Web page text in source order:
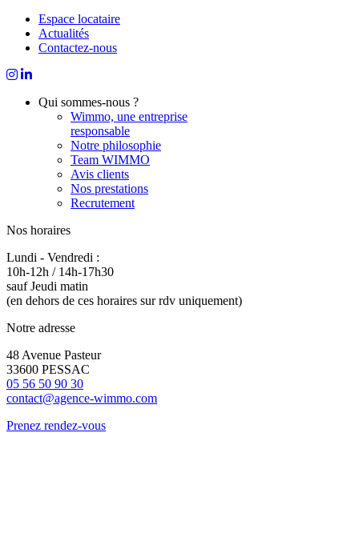
Espace locataire
Actualités
Contactez-nous
Qui sommes-nous ?
Wimmo, une entreprise
responsable
Notre philosophie
Team WIMMO
Avis clients
Nos prestations
Recrutement
Nos horaires
Lundi - Vendredi :
10h-12h / 14h-17h30
sauf Jeudi matin
(en dehors de ces horaires sur rdv uniquement)
Notre adresse
48 Avenue Pasteur
33600 PESSAC
05 56 50 90 30
contact@agence-wimmo.com
Prenez rendez-vous